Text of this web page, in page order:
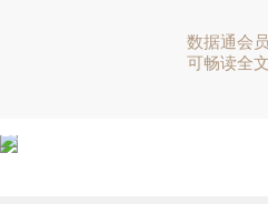
数据通会员
可畅读全文